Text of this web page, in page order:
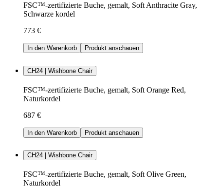
FSC™-zertifizierte Buche, gemalt, Soft Anthracite Gray,
Schwarze kordel
773 €
In den Warenkorb Produkt anschauen
CH24 | Wishbone Chair
FSC™-zertifizierte Buche, gemalt, Soft Orange Red,
Naturkordel
687 €
In den Warenkorb Produkt anschauen
CH24 | Wishbone Chair
FSC™-zertifizierte Buche, gemalt, Soft Olive Green,
Naturkordel